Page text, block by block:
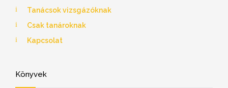
Tanácsok vizsgázóknak
Csak tanároknak
Kapcsolat
Könyvek